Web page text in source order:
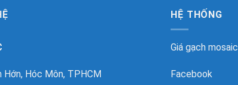
Hớn, Hóc Môn, TPHCM
HỆ THỐNG
Giá gạch mosaic
Facebook